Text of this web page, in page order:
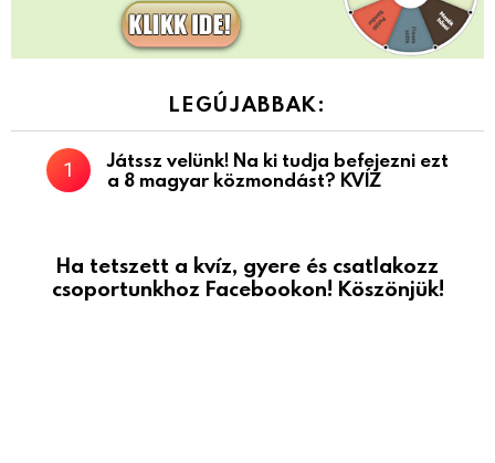
LEGÚJABBAK:
Játssz velünk! Na ki tudja befejezni ezt
a 8 magyar közmondást? KVÍZ
Ha tetszett a kvíz, gyere és csatlakozz
csoportunkhoz Facebookon! Köszönjük!